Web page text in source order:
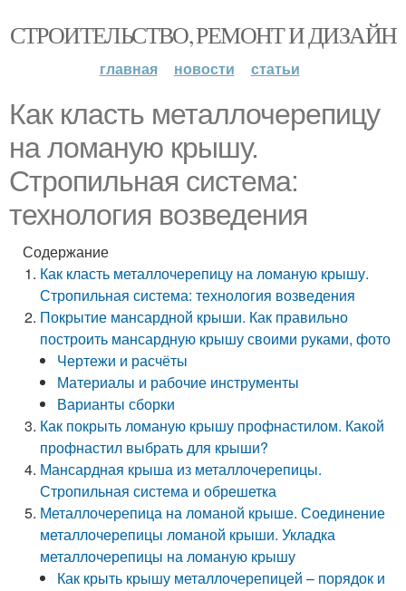
СТРОИТЕЛЬСТВО, РЕМОНТ И ДИЗАЙН
главная новости статьи
Как класть металлочерепицу
на ломаную крышу.
Стропильная система:
технология возведения
Содержание
Как класть металлочерепицу на ломаную крышу.
Стропильная система: технология возведения
Покрытие мансардной крыши. Как правильно
построить мансардную крышу своими руками, фото
Чертежи и расчёты
Материалы и рабочие инструменты
Варианты сборки
Как покрыть ломаную крышу профнастилом. Какой
профнастил выбрать для крыши?
Мансардная крыша из металлочерепицы.
Стропильная система и обрешетка
Металлочерепица на ломаной крыше. Соединение
металлочерепицы ломаной крыши. Укладка
металлочерепицы на ломаную крышу
Как крыть крышу металлочерепицей – порядок и